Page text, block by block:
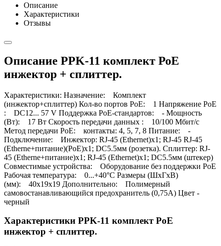
Описание
Характеристики
Отзывы
Описание PPK-11 комплект РоЕ
инжектор + сплиттер.
Характеристики: Назначение: Комплект
(инжектор+сплиттер) Кол-во портов PoE: 1 Напряжение PoE
: DC12... 57 V Поддержка PoE-стандартов: - Мощность
(Вт): 17 Вт Скорость передачи данных : 10/100 Мбит/с
Метод передачи PoE: контакты: 4, 5, 7, 8 Питание: -
Подключение: Инжектор: RJ-45 (Ethernet)х1; RJ-45 RJ-45
(Etherne+питание)(PoE)х1; DC5.5мм (розетка). Сплиттер: RJ-
45 (Etherne+питание)х1; RJ-45 (Ethernet)х1; DC5.5мм (штекер)
Совместимые устройства: Оборудование без поддержки PoE
Рабочая температура: 0...+40°С Размеры (ШхГхВ)
(мм): 40х19х19 Дополнительно: Полимерный
самовостанавливающийся предохранитель (0,75А) Цвет -
черный
Характеристики PPK-11 комплект РоЕ
инжектор + сплиттер.